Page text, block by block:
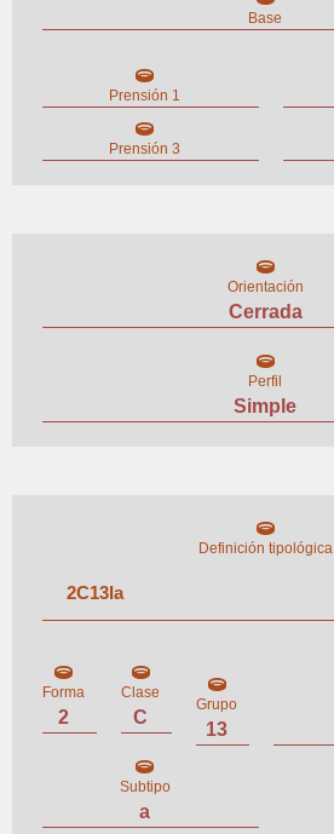
Base
Prensión 1
Prensión 3
Orientación
Cerrada
Perfil
Simple
Definición tipológica
2C13Ia
Forma
2
Clase
C
Grupo
13
Subtipo
a